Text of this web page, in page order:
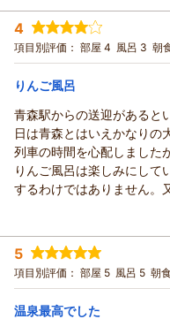
りがとうございます。
今後ご利用いただくお客
卍様と再び元気にお会い
待ち申し上げております。
をスタッフ一同大変嬉し
お子様とのじゃんけんイ
で、スタッフも大変嬉し
お客様の笑顔は私たちに
しい思い出のひとつにな
葉をいただきありがとう
お腹いっぱいお召し上が
にとっても大変励みにな
一方で、男湯露天風呂に
だけず、ご不便をおかけ
より快適にお過ごしいた
います。
これからもご家族皆さま
を目指し、スタッフ一同
また皆さまにお会いでき
投稿者： エミさん(女性/60代)
宿泊プラン： 【じゃらんのお得
＞★90分間セルフ飲み放題付★
宿泊価格帯： 15,001～16,000
エミ様
この度はリピートでのご
います。
旦那様やお友達とのご利
のご利用をご検討いただ
おかげさまで当館にはリ
く、館内でお祝い事をさ
ご宿泊の月にお誕生日や
念日がございましたら、
「記念日特典」として、“
4
項目別評価： 部屋 4 風呂 3 朝
りんご風呂
青森駅からの送迎があると
日は青森とはいえかなりの
列車の時間を心配しました
りんご風呂は楽しみにして
するわけではありません。
たのか、かじった後のりん
した。食事はまあこんなも
ていたようでした。部屋
又来るときは雪のない季節
宿泊時期： 2026年01月宿泊 (
投稿者： けもたんさん (男性/70
宿泊プラン： 【じゃらんのお得
＞★90分間セルフ飲み放題付★
宿泊価格帯： 21,001～22,000円
5
項目別評価： 部屋 5 風呂 5 朝
温泉最高でした